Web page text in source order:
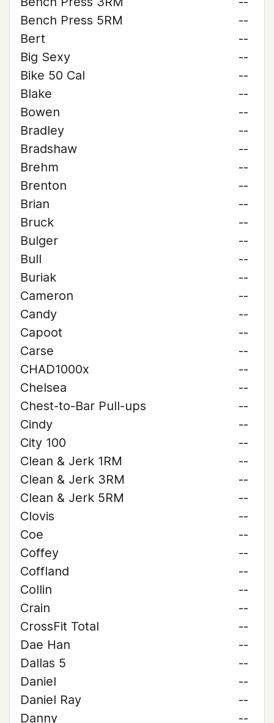
Bench Press 5RM
--
Bert
--
Big Sexy
--
Bike 50 Cal
--
Blake
--
Bowen
--
Bradley
--
Bradshaw
--
Brehm
--
Brenton
--
Brian
--
Bruck
--
Bulger
--
Bull
--
Buriak
--
Cameron
--
Candy
--
Capoot
--
Carse
--
CHAD1000x
--
Chelsea
--
Chest-to-Bar Pull-ups
--
Cindy
--
City 100
--
Clean & Jerk 1RM
--
Clean & Jerk 3RM
--
Clean & Jerk 5RM
--
Clovis
--
Coe
--
Coffey
--
Coffland
--
Collin
--
Crain
--
CrossFit Total
--
Dae Han
--
Dallas 5
--
Daniel
--
Daniel Ray
--
Danny
--